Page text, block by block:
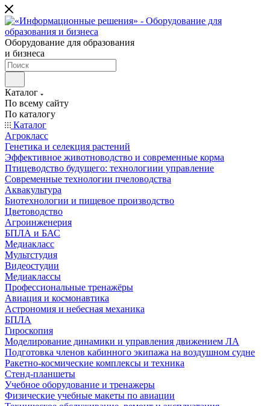
Оборудование для образования
и бизнеса
Каталог
По всему сайту
По каталогу
Каталог
Агрокласс
Генетика и селекция растений
Эффективное животноводство и современные корма
Птицеводство будущего: технологиии управление
Современные технологии пчеловодства
Аквакультура
Биотехнологии и пищевое производство
Цветоводство
Агроинженерия
БПЛА и БАС
Медиакласс
Мультстудия
Видеостудии
Медиаклассы
Профессиональные тренажёры
Авиация и космонавтика
Астрономия и небесная механика
БПЛА
Гироскопия
Моделирование динамики и управления движением ЛА
Подготовка членов кабинного экипажа на воздушном судне
Ракетно-космические комплексы и техника
Стенд-планшеты
Учебное оборудование и тренажеры
Физические учебные макеты по авиации